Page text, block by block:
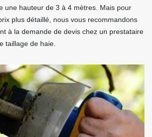
une hauteur de 3 à 4 mètres. Mais pour
plus détaillé, nous vous recommandons
à la demande de devis chez un prestataire
taillage de haie.